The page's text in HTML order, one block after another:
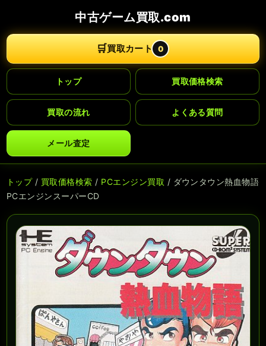
中古ゲーム買取.com
🛒買取カート 0
トップ 買取価格検索
買取の流れ よくある質問
メール査定
トップ/ 買取価格検索 / PCエンジン買取 / ダウンタウン熱血物語
PCエンジンスーパーCD